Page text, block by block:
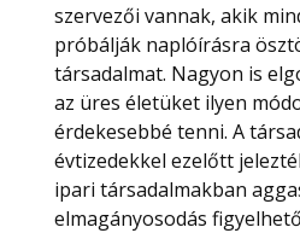
szervezői vannak, akik
próbálják naplóírásra
társadalmat. Nagyon is
az üres életüket ilyen
érdekesebbé tenni. A
évtizedekkel ezelőtt
ipari társadalmakban
elmagányosodás